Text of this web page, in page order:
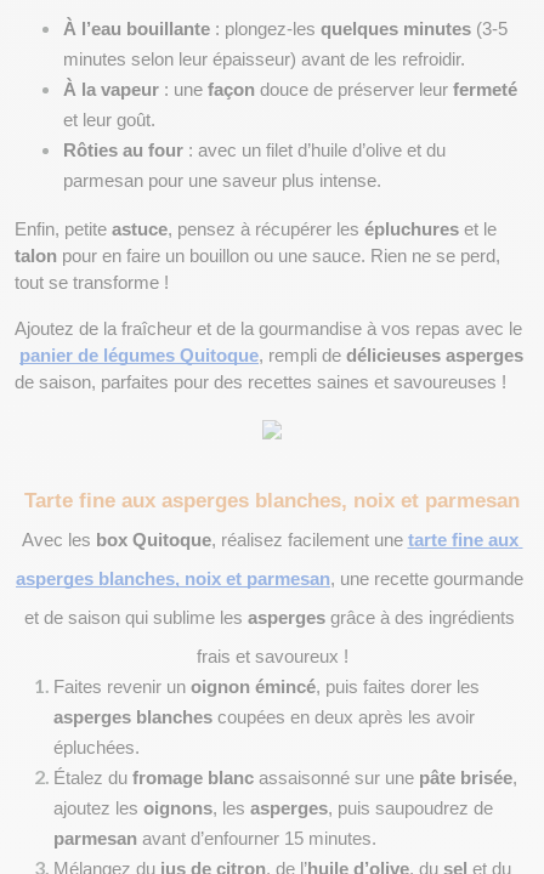
À l’eau bouillante : plongez-les quelques minutes (3-5
minutes selon leur épaisseur) avant de les refroidir.
À la vapeur : une façon douce de préserver leur fermeté
et leur goût.
Rôties au four : avec un filet d’huile d’olive et du
parmesan pour une saveur plus intense.
Enfin, petite astuce, pensez à récupérer les épluchures
talon pour en faire un bouillon ou une sauce. Rien ne se perd,
tout se transforme !
Ajoutez de la fraîcheur et de la gourmandise à vos repas avec le
panier de légumes Quitoque, rempli de délicieuses asperges
de saison, parfaites pour des recettes saines et savoureuses !
Tarte fine aux asperges blanches, noix et parmesan
Avec les box Quitoque, réalisez facilement une tarte fine aux
asperges blanches, noix et parmesan, une recette gourmande
et de saison qui sublime les asperges grâce à des ingrédients
frais et savoureux !
Faites revenir un oignon émincé
asperges blanches coupées en deux après les avoir
épluchées.
Étalez du fromage blanc assaisonné sur une pâte brisée,
ajoutez les oignons, les asperges
parmesan avant d’enfourner 15 minutes.
Mélangez du jus de citron, de l’huile d’olive, du sel